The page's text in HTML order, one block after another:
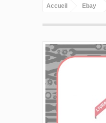
Accueil Ebay